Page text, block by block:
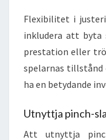
Flexibilitet i
inkludera att byta
prestation eller
spelarnas tillstånd
ha en betydande
Utnyttja pinch-
Att utnyttja